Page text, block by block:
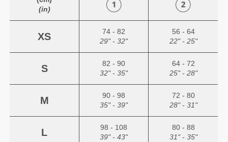
(in)
XS
74 - 82
29" - 32"
56 - 64
22" - 25"
S
82 - 90
32" - 35"
64 - 72
25" - 28"
M
90 - 98
35" - 39"
72 - 80
28" - 31"
L
98 - 108
39" - 43"
80 - 88
31" - 35"